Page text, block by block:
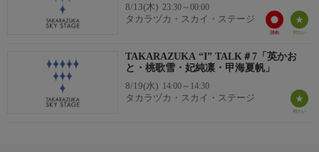
8/13(木) 23:30～00:00
タカラヅカ・スカイ・ステージ
TAKARAZUKA “I” TALK＃7「英かお
と・桃歌雪・妃純凛・甲海夏帆」
8/19(水) 14:00～14:30
タカラヅカ・スカイ・ステージ